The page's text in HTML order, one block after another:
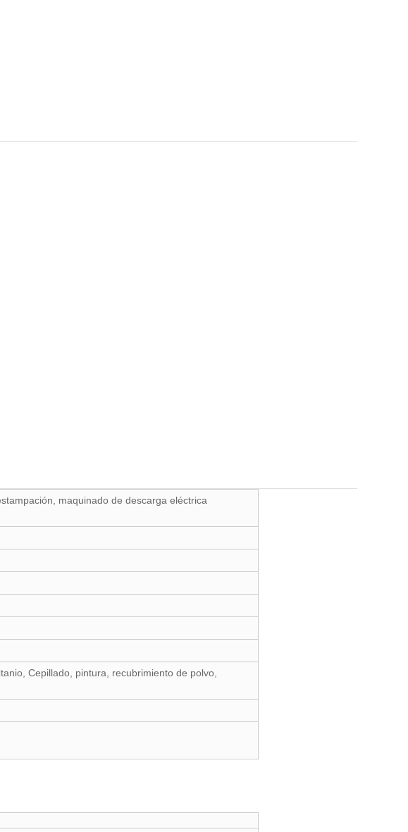
maquinado de descarga eléctrica
Cepillado, pintura, recubrimiento de polvo,